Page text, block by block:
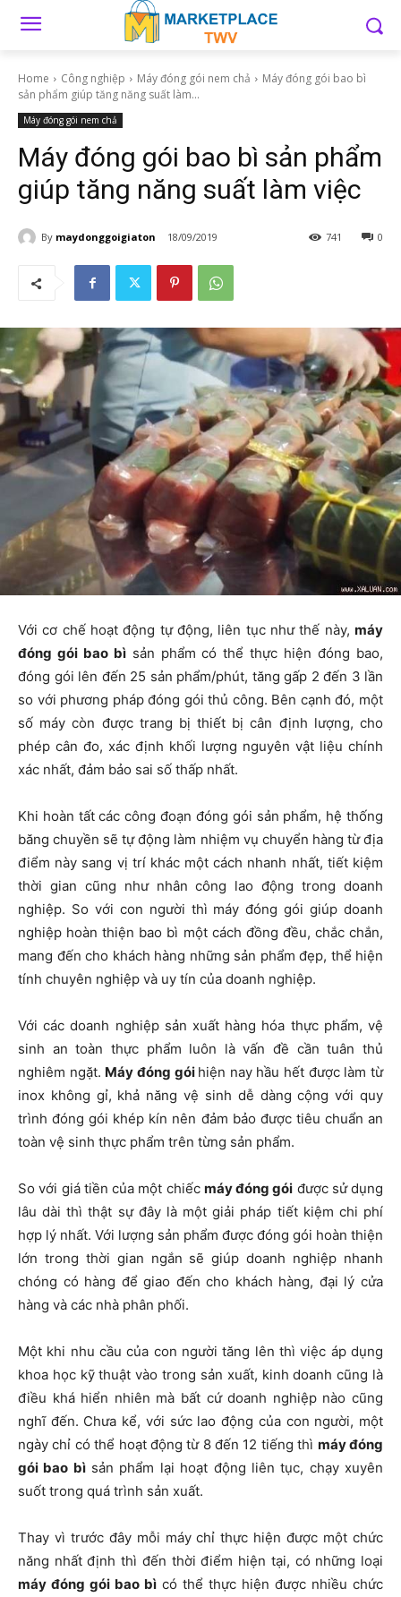
Home Công nghiệp Máy đóng gói nem chả
Máy đóng gói bao bì
sản phẩm giúp tăng năng suất làm...
Máy đóng gói nem chả
Máy đóng gói bao bì sản phẩm
giúp tăng năng suất làm việc
By maydonggoigiaton 18/09/2019 0
741
Với cơ chế hoạt động tự động, liên tục như thế này, máy
đóng gói bao bìsản phẩm có thể thực hiện đóng bao,
đóng gói lên đến 25 sản phẩm/phút, tăng gấp 2 đến 3 lần
so với phương pháp đóng gói thủ công. Bên cạnh đó, một
số máy còn được trang bị thiết bị cân định lượng, cho
phép cân đo, xác định khối lượng nguyên vật liệu chính
xác nhất, đảm bảo sai số thấp nhất.
Khi hoàn tất các công đoạn đóng gói sản phẩm, hệ thống
băng chuyền sẽ tự động làm nhiệm vụ chuyển hàng từ địa
điểm này sang vị trí khác một cách nhanh nhất, tiết kiệm
thời gian cũng như nhân công lao động trong doanh
nghiệp. So với con người thì máy đóng gói giúp doanh
nghiệp hoàn thiện bao bì một cách đồng đều, chắc chắn,
mang đến cho khách hàng những sản phẩm đẹp, thể hiện
tính chuyên nghiệp và uy tín của doanh nghiệp.
Với các doanh nghiệp sản xuất hàng hóa thực phẩm, vệ
sinh an toàn thực phẩm luôn là vấn đề cần tuân thủ
nghiêm ngặt. Máy đóng gói hiện nay hầu hết được làm từ
inox không gỉ, khả năng vệ sinh dễ dàng cộng với quy
trình đóng gói khép kín nên đảm bảo được tiêu chuẩn an
toàn vệ sinh thực phẩm trên từng sản phẩm.
So với giá tiền của một chiếc máy đóng gói được sử dụng
lâu dài thì thật sự đây là một giải pháp tiết kiệm chi phí
hợp lý nhất. Với lượng sản phẩm được đóng gói hoàn thiện
lớn trong thời gian ngắn sẽ giúp doanh nghiệp nhanh
chóng có hàng để giao đến cho khách hàng, đại lý cửa
hàng và các nhà phân phối.
Một khi nhu cầu của con người tăng lên thì việc áp dụng
khoa học kỹ thuật vào trong sản xuất, kinh doanh cũng là
điều khá hiển nhiên mà bất cứ doanh nghiệp nào cũng
nghĩ đến. Chưa kể, với sức lao động của con người, một
ngày chỉ có thể hoạt động từ 8 đến 12 tiếng thì máy đóng
gói bao bìsản phẩm lại hoạt động liên tục, chạy xuyên
suốt trong quá trình sản xuất.
Thay vì trước đây mỗi máy chỉ thực hiện được một chức
năng nhất định thì đến thời điểm hiện tại, có những loại
máy đóng gói bao bì có thể thực hiện được nhiều chức